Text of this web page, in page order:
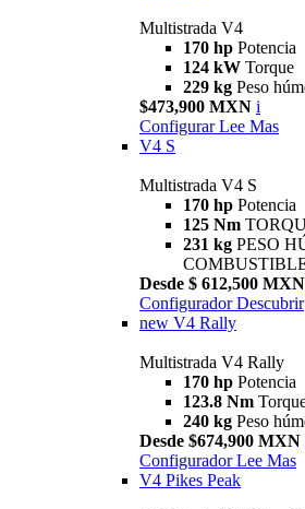
Multistrada V4
170 hp Potencia
124 kW Torque
229 kg Peso
$473,900 MXN i
Configurar Lee Mas
V4 S
Multistrada V4 S
170 hp Potencia
125 Nm
231 kg PESO
Desde $ 612,500 MXN
Configurador Descubrir
new V4 Rally
Multistrada V4 Rally
170 hp Potencia
123.8 Nm
240 kg Peso
Desde $674,900 MXN
Configurador Lee Mas
V4 Pikes Peak